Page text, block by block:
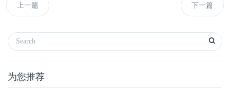
上一篇 下一篇
为您推荐